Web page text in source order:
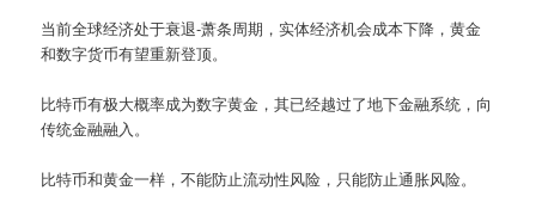
当前全球经济处于衰退-萧条周期，实体经济机会成本下降，黄金
和数字货币有望重新登顶。
比特币有极大概率成为数字黄金，其已经越过了地下金融系统，向
传统金融融入。
比特币和黄金一样，不能防止流动性风险，只能防止通胀风险。